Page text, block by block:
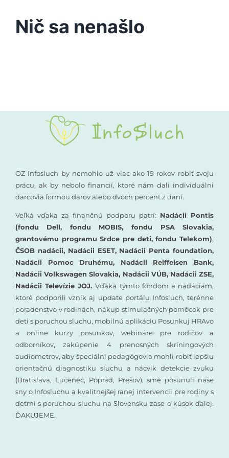
Podporte nás
Vyšetrenia sluchu
Rané poradenstvo
Vzdelávanie
Nič sa nenašlo
OZ Infosluch by nemohlo už viac ako 19 rokov robiť svoju
prácu, ak by nebolo financií, ktoré nám dali individuálni
darcovia formou darov alebo dvoch percent z daní.
Veľká vďaka za finančnú podporu patrí: Nadácii Pontis
(fondu Dell, fondu MOBIS, fondu PSA Slovakia,
grantovému programu Srdce pre deti, fondu Telekom),
ČSOB nadácii, Nadácii ESET, Nadácii Penta foundation,
Nadácii Pomoc Druhému, Nadácii Reiffeisen Bank,
Nadácii Volkswagen Slovakia, Nadácii VÚB, Nadácii ZSE,
Nadácii Televízie JOJ.Vďaka týmto fondom a nadáciám,
ktoré podporili vznik aj update portálu Infosluch, terénne
poradenstvo v rodinách, nákup stimulačných pomôcok pre
deti s poruchou sluchu, mobilnú aplikáciu Posunkuj HRAvo
a online kurzy posunkov, webináre pre rodičov a
odborníkov, zakúpenie 4 prenosných skríningových
audiometrov, aby špeciálni pedagógovia mohli robiť lepšiu
orientačnú diagnostiku sluchu a nácvik detekcie zvuku
(Bratislava, Lučenec, Poprad, Prešov), sme posunuli naše
sny o Infosluchu a kvalitnejšej ranej intervencii pre rodiny s
deťmi s poruchou sluchu na Slovensku zase o kúsok ďalej.
ĎAKUJEME.